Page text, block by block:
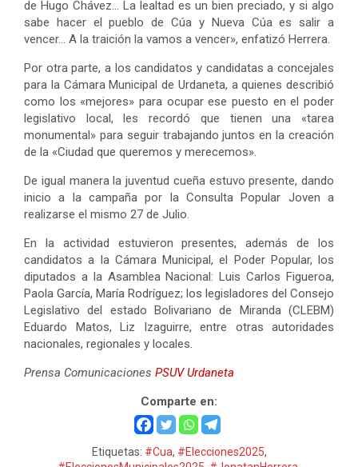
de Hugo Chávez… La lealtad es un bien preciado, y si algo
sabe hacer el pueblo de Cúa y Nueva Cúa es salir a
vencer… A la traición la vamos a vencer», enfatizó Herrera.
Por otra parte, a los candidatos y candidatas a concejales
para la Cámara Municipal de Urdaneta, a quienes describió
como los «mejores» para ocupar ese puesto en el poder
legislativo local, les recordó que tienen una «tarea
monumental» para seguir trabajando juntos en la creación
de la «Ciudad que queremos y merecemos».
De igual manera la juventud cueña estuvo presente, dando
inicio a la campaña por la Consulta Popular Joven a
realizarse el mismo 27 de Julio.
En la actividad estuvieron presentes, además de los
candidatos a la Cámara Municipal, el Poder Popular, los
diputados a la Asamblea Nacional: Luis Carlos Figueroa,
Paola García, María Rodríguez; los legisladores del Consejo
Legislativo del estado Bolivariano de Miranda (CLEBM)
Eduardo Matos, Liz Izaguirre, entre otras autoridades
nacionales, regionales y locales.
Prensa Comunicaciones PSUV Urdaneta
Comparte en:
Etiquetas: #Cua, #Elecciones2025,